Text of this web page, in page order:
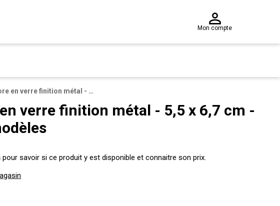
Mon compte
Photophore en verre finition métal - 5,5 x 6,7 cm - Différents modèles
verre finition métal - 5,5 x 6,7 cm -
savoir si ce produit y est disponible et connaitre son prix.